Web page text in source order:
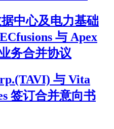
中心及电力基础
与 Apex
务合并协议
与 Vita
签订合并意向书